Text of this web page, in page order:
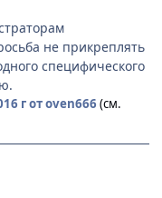
не прикреплять
специфического
16 гот oven666 (см.